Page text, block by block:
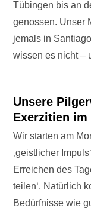
Tübingen bis an
genossen. Unser
jemals in
wissen es nicht –
Unsere
Exerzitien im
Wir starten am
‚geistlicher
Erreichen des
teilen‘. Natürlich
Bedürfnisse wie